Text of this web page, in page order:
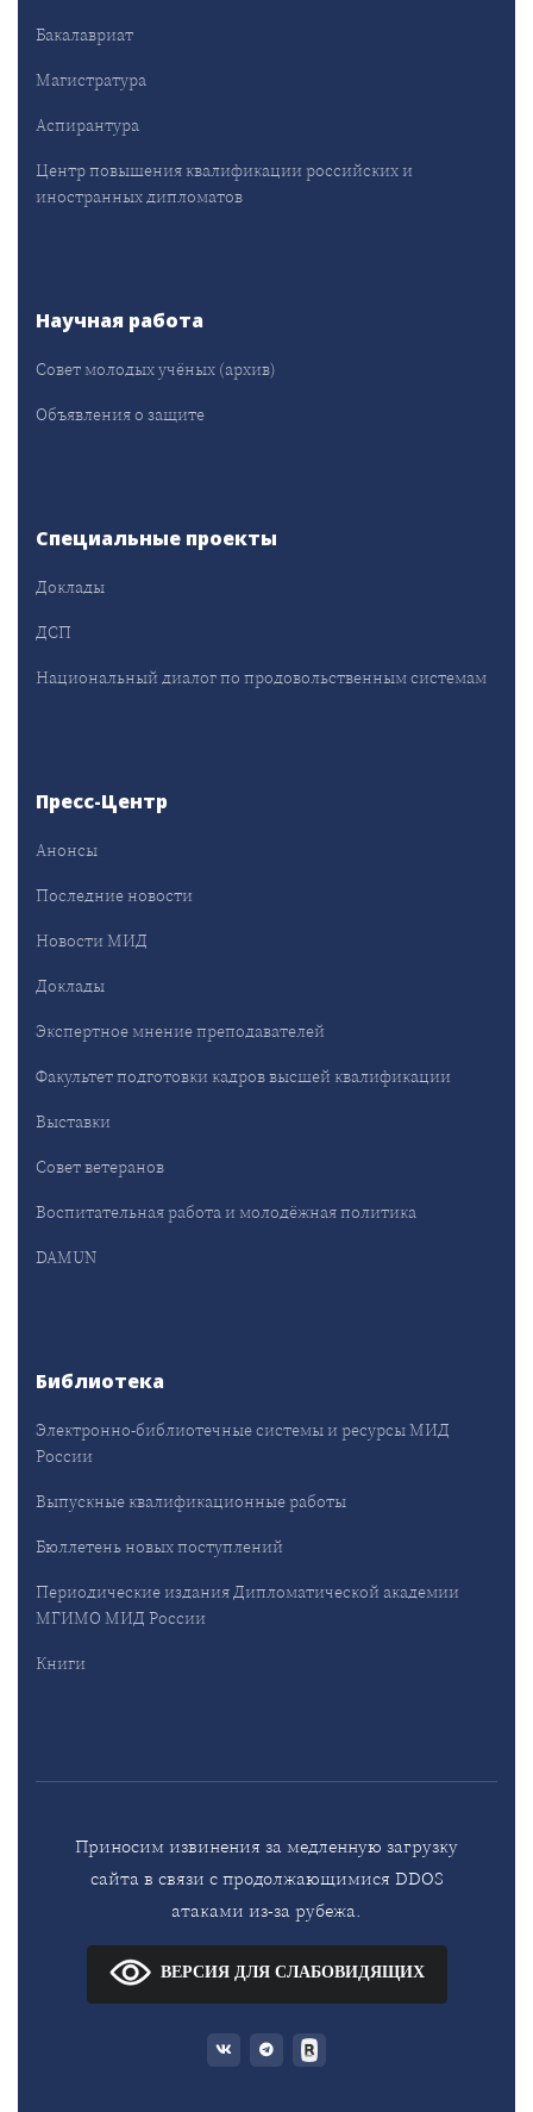
Бакалавриат
Магистратура
Аспирантура
Центр повышения квалификации российских и
иностранных дипломатов
Научная работа
Совет молодых учёных (архив)
Объявления о защите
Специальные проекты
Доклады
ДСП
Национальный диалог по продовольственным системам
Пресс-Центр
Анонсы
Последние новости
Новости МИД
Доклады
Экспертное мнение преподавателей
Факультет подготовки кадров высшей квалификации
Выставки
Совет ветеранов
Воспитательная работа и молодёжная политика
DAMUN
Библиотека
Электронно-библиотечные системы и ресурсы МИД
России
Выпускные квалификационные работы
Бюллетень новых поступлений
Периодические издания Дипломатической академии
МГИМО МИД России
Книги
Приносим извинения за медленную загрузку
сайта в связи с продолжающимися DDOS
атаками из-за рубежа.
ВЕРСИЯ ДЛЯ СЛАБОВИДЯЩИХ